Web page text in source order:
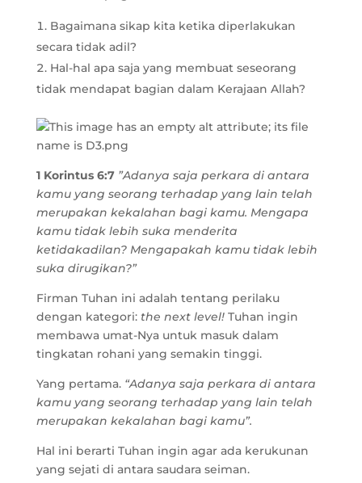
Bagaimana sikap kita ketika diperlakukan
secara tidak adil?
Hal-hal apa saja yang membuat seseorang
tidak mendapat bagian dalam Kerajaan Allah?
1 Korintus 6:7”Adanya saja perkara di antara
kamu yang seorang terhadap yang lain telah
merupakan kekalahan bagi kamu. Mengapa
kamu tidak lebih suka menderita
ketidakadilan? Mengapakah kamu tidak lebih
suka dirugikan?”
Firman Tuhan ini adalah tentang perilaku
dengan kategori: the next level!Tuhan ingin
membawa umat-Nya untuk masuk dalam
tingkatan rohani yang semakin tinggi.
Yang pertama. “Adanya saja perkara di antara
kamu yang seorang terhadap yang lain telah
merupakan kekalahan bagi kamu”.
Hal ini berarti Tuhan ingin agar ada kerukunan
yang sejati di antara saudara seiman.